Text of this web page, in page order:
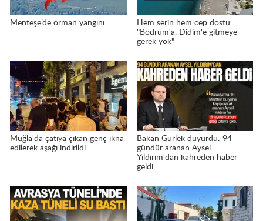
Menteşe’de orman yangını
Hem serin hem cep dostu:
"Bodrum'a, Didim'e gitmeye
gerek yok"
Muğla'da çatıya çıkan genç ikna
edilerek aşağı indirildi
Bakan Gürlek duyurdu: 94
gündür aranan Aysel
Yıldırım'dan kahreden haber
geldi